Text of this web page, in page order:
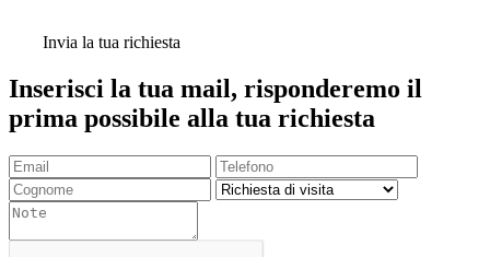
Invia la tua richiesta
Inserisci la tua mail, risponderemo il
prima possibile alla tua richiesta